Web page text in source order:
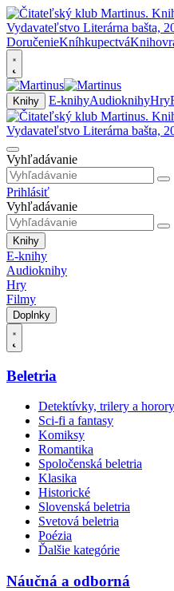
DoručenieKníhkupectvá
Knihy E-knihyAudioknihyHry
Vyhľadávanie
Prihlásiť
Vyhľadávanie
Knihy
E-knihy
Audioknihy
Hry
Filmy
Doplnky
Beletria
Detektívky, trilery a horory
Sci-fi a fantasy
Komiksy
Romantika
Spoločenská beletria
Klasika
Historické
Slovenská beletria
Svetová beletria
Poézia
Ďalšie kategórie
Náučná a odborná